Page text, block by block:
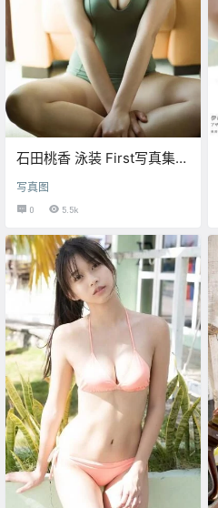
石田桃香 泳装 First写真集
【MOMOKA】（41P）
写真图
0 5.5k